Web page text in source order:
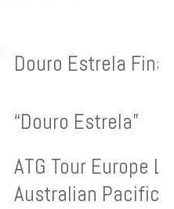
Douro Estrela
“Douro Estrela”
ATG Tour Europe
Australian Pacific